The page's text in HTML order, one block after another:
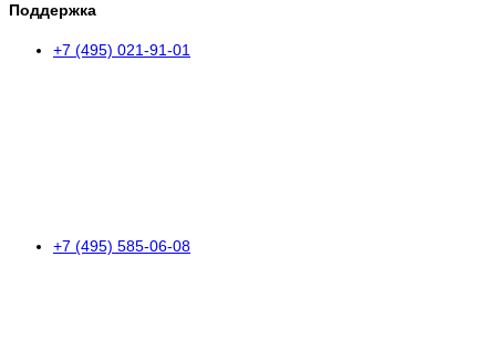
Поддержка
+7 (495) 021-91-01
+7 (495) 585-06-08